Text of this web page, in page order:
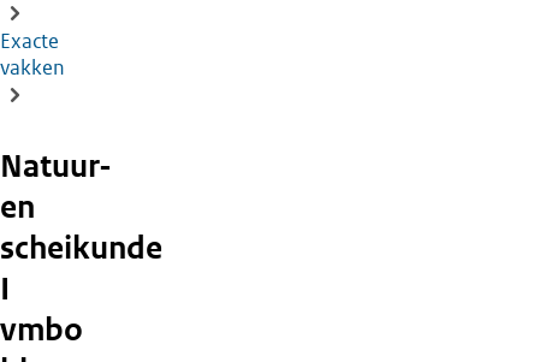
Exacte
vakken
Natuur-
en
scheikunde
I
vmbo